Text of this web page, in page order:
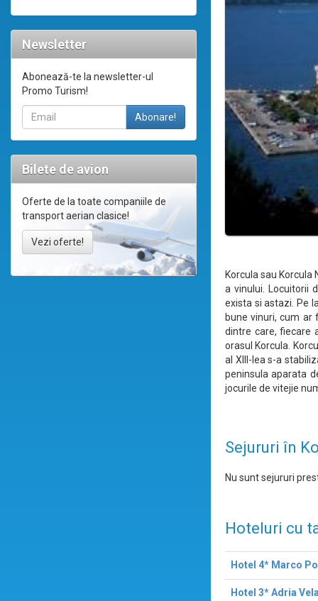
Newsletter
Abonează-te la newsletter-ul
Promo Turism!
Bilete de avion
Oferte de la toate companiile de
transport aerian clasice!
Vezi oferte!
Korcula sau
a vinului. Locuitorii
exista si astazi. Pe
bune vinuri, cum ar
dintre care, fiecare
orasul Korcula.
al XIII-lea s-a
peninsula aparata
jocurile de vitejie
Sejururi în
Nu sunt sejururi
Hoteluri cu
Hotel 4* Marco
Hotel 3* Adria